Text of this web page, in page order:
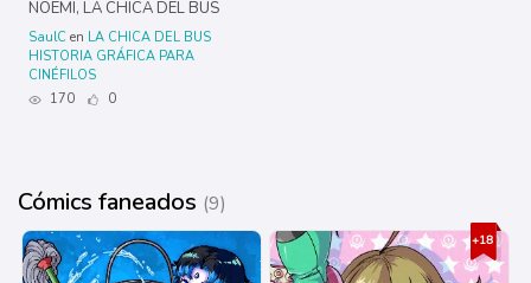
NOEMÍ, LA CHICA DEL BUS
SaulC en LA CHICA DEL BUS
HISTORIA GRÁFICA PARA
CINÉFILOS
170
0
Cómics faneados (9)